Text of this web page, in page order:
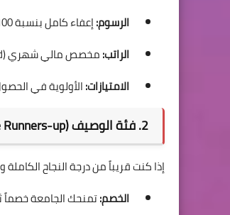
الرسوم:إعفاء كامل بنسبة 100% من الأقساط الدراسية.
الراتب:مخصص مالي شهري (Stipend) يُدفع للطالب طوال العام الدراسي.
الامتيازات:الأولوية في
2. فئة الوصيف (The Runners-up):
إذا كنت قريباً من درجة النجاح
الخصم:تمنحك الجامعة خصماً